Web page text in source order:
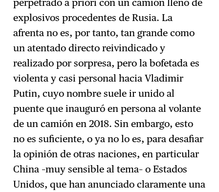
perpetrado a priori con un camión lleno de
explosivos procedentes de Rusia. La
afrenta no es, por tanto, tan grande como
un atentado directo reivindicado y
realizado por sorpresa, pero la bofetada es
violenta y casi personal hacia Vladimir
Putin, cuyo nombre suele ir unido al
puente que inauguró en persona al volante
de un camión en 2018. Sin embargo, esto
no es suficiente, o ya no lo es, para desafiar
la opinión de otras naciones, en particular
China –muy sensible al tema– o Estados
Unidos, que han anunciado claramente una